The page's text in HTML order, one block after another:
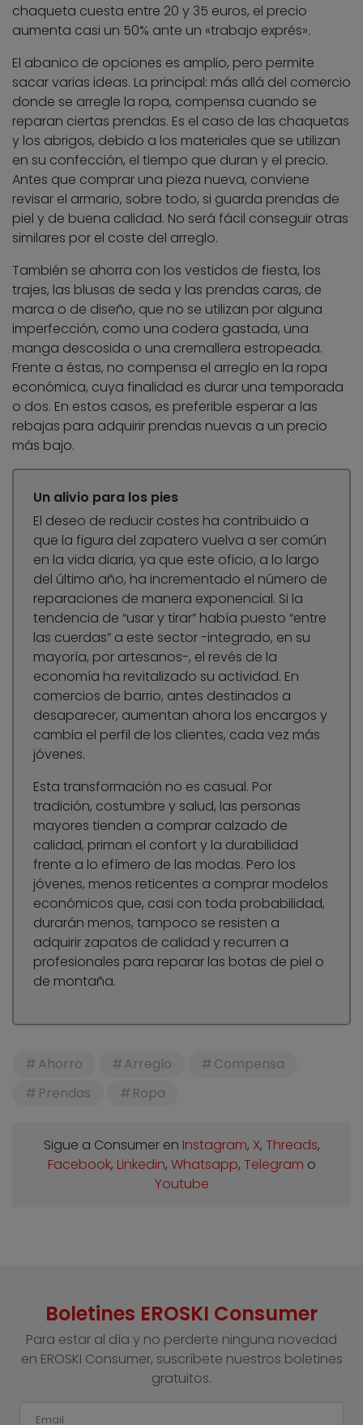
chaqueta cuesta entre 20 y 35 euros, el precio
aumenta casi un 50% ante un «trabajo exprés».
El abanico de opciones es amplio, pero permite
sacar varias ideas. La principal: más allá del comercio
donde se arregle la ropa, compensa cuando se
reparan ciertas prendas. Es el caso de las chaquetas
y los abrigos, debido a los materiales que se utilizan
en su confección, el tiempo que duran y el precio.
Antes que comprar una pieza nueva, conviene
revisar el armario, sobre todo, si guarda prendas de
piel y de buena calidad. No será fácil conseguir otras
similares por el coste del arreglo.
También se ahorra con los vestidos de fiesta, los
trajes, las blusas de seda y las prendas caras, de
marca o de diseño, que no se utilizan por alguna
imperfección, como una codera gastada, una
manga descosida o una cremallera estropeada.
Frente a éstas, no compensa el arreglo en la ropa
económica, cuya finalidad es durar una temporada
o dos. En estos casos, es preferible esperar a las
rebajas para adquirir prendas nuevas a un precio
más bajo.
Un alivio para los pies
El deseo de reducir costes ha contribuido a
que la figura del zapatero vuelva a ser común
en la vida diaria, ya que este oficio, a lo largo
del último año, ha incrementado el número de
reparaciones de manera exponencial. Si la
tendencia de “usar y tirar” había puesto “entre
las cuerdas” a este sector -integrado, en su
mayoría, por artesanos-, el revés de la
economía ha revitalizado su actividad. En
comercios de barrio, antes destinados a
desaparecer, aumentan ahora los encargos y
cambia el perfil de los clientes, cada vez más
jóvenes.
Esta transformación no es casual. Por
tradición, costumbre y salud, las personas
mayores tienden a comprar calzado de
calidad, priman el confort y la durabilidad
frente a lo efímero de las modas. Pero los
jóvenes, menos reticentes a comprar modelos
económicos que, casi con toda probabilidad,
durarán menos, tampoco se resisten a
adquirir zapatos de calidad y recurren a
profesionales para reparar las botas de piel o
de montaña.
Ahorro Arreglo
Compensa
Prendas
Ropa
Sigue a Consumer en Instagram, X, Threads,
Facebook, Linkedin, Whatsapp, Telegram o
Youtube
Boletines EROSKI Consumer
Para estar al día y no perderte ninguna novedad
en EROSKI Consumer, suscríbete nuestros boletines
gratuitos.